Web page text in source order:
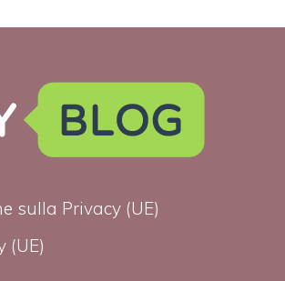
sulla Privacy (UE)
(UE)